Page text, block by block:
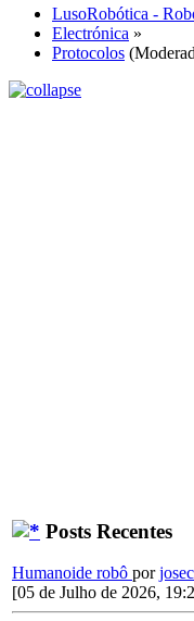
LusoRobótica -
Electrónica »
Protocolos
Posts Recentes
Humanoide robô por
[05 de Julho de 2026,